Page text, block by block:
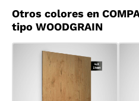
Otros colores en
tipo WOODGRAIN